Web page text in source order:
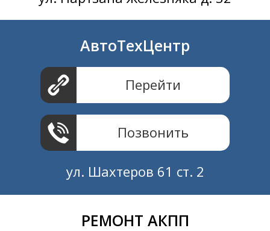
АвтоТехЦентр
Перейти
Позвонить
ул. Шахтеров 61 ст. 2
РЕМОНТ АКПП